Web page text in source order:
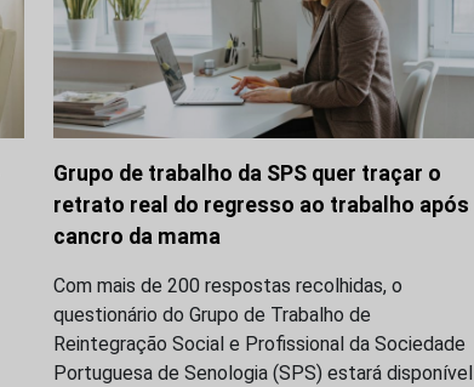
Grupo de trabalho da SPS quer traçar o
retrato real do regresso ao trabalho após
cancro da mama
Com mais de 200 respostas recolhidas, o
questionário do Grupo de Trabalho de
Reintegração Social e Profissional da Sociedade
Portuguesa de Senologia (SPS) estará disponível